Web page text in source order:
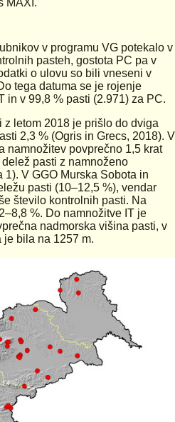
MAXI.
v programu VG potekalo v
pasteh, gostota PC pa v
o ulovu so bili vneseni v
tega datuma se je rojenje
in v 99,8 % pasti (2.971) za PC.
z letom 2018 je prišlo do dviga
2,3 % (Ogris in Grecs, 2018). V
namnožitev povprečno 1,5 krat
pasti z namnoženo
V GGO Murska Sobota in
pasti (10–12,5 %), vendar
število kontrolnih pasti. Na
%. Do namnožitve IT je
nadmorska višina pasti, v
je bila na 1257 m.